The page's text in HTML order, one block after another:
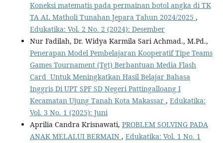
Koneksi matematis pada permainan botol angka di TK
TA AL Matholi Tunahan Jepara Tahun 2024/2025 ,
Edukatika: Vol. 2 No. 2 (2024): Desember
Nur Fadilah, Dr. Widya Karmila Sari Achmad., M.Pd.,
Penerapan Model Pembelajaran Kooperatif Tipe Teams
Games Tournament (Tgt) Berbantuan Media Flash
Card Untuk Meningkatkan Hasil Belajar Bahasa
Inggris Di UPT SPF SD Negeri Pattingalloang I
Kecamatan Ujung Tanah Kota Makassar , Edukatika:
Vol. 3 No. 1 (2025): Juni
Aprilia Candra Krisnawati, PROBLEM SOLVING PADA
ANAK MELALUI BERMAIN , Edukatika: Vol. 1 No. 1